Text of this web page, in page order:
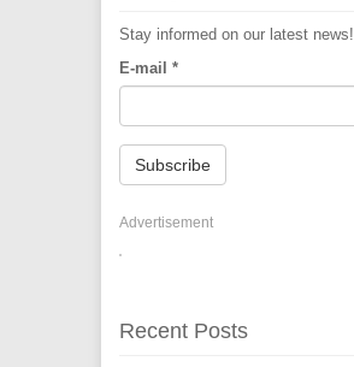
Stay informed on our latest news!
E-mail *
Subscribe
Advertisement
Recent Posts